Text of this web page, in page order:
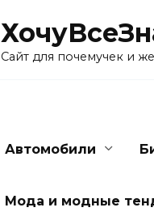
Сайт для почемучек и
Автомобили
Мода и модные